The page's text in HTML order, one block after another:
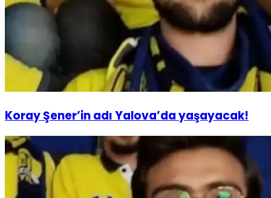
Koray Şener’in adı Yalova’da yaşayacak!